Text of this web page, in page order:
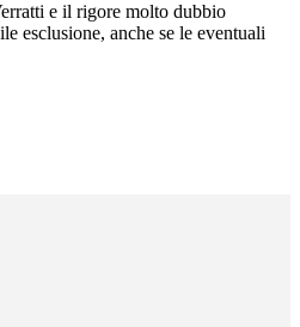
e il rigore molto dubbio
esclusione, anche se le eventuali